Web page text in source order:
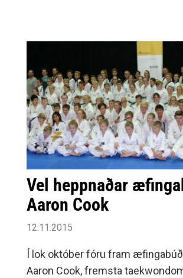
Vel heppnaðar
Aaron Cook
12.11.2015
Í lok október fóru fram
Aaron Cook, fremsta